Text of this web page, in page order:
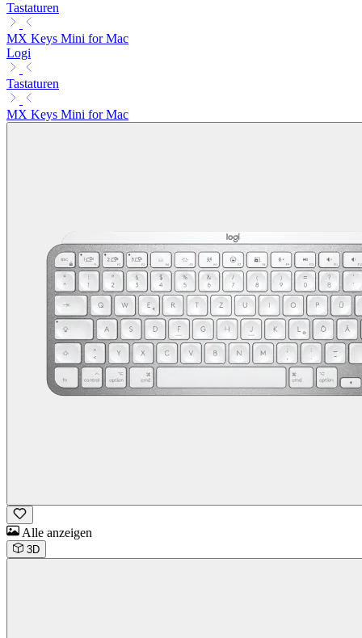
Tastaturen
MX Keys Mini for Mac
Logi
Tastaturen
MX Keys Mini for Mac
Alle anzeigen
3D